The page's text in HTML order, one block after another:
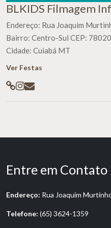
BLKIDS Filmagem
Endereço: Rua Joaquim
Bairro: Centro-Sul CEP:
Cidade: Cuiabá MT
Ver Festas
Entre em Contato
Endereço: Rua Joaquim
Telefone: (65) 3624-1359